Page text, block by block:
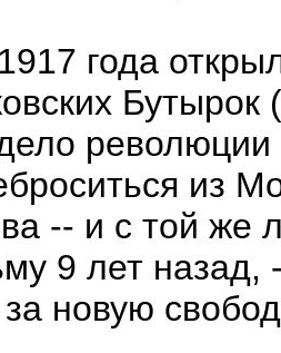
года
революции
из
-- и с той же
9 лет назад,
новую